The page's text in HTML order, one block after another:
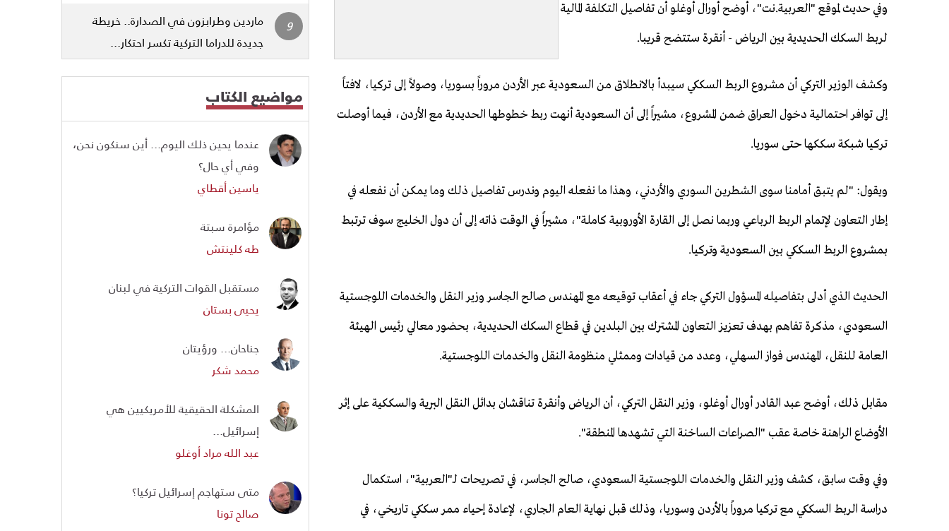
وفي حديث لموقع "العربية.نت"، أوضح أورال أوغلو أن تفاصيل التكلفة المالية
لربط السكك الحديدية بين الرياض - أنقرة ستتضح قريبا.
وكشف الوزير التركي أن مشروع الربط السككي سيبدأ بالانطلاق من السعودية عبر الأردن مروراً بسوريا، وصولاً إلى تركيا، لافتاً
إلى توافر احتمالية دخول العراق ضمن المشروع، مشيراً إلى أن السعودية أنهت ربط خطوطها الحديدية مع الأردن، فيما أوصلت
تركيا شبكة سككها حتى سوريا.
ويقول: "لم يتبق أمامنا سوى الشطرين السوري والأردني، وهذا ما نفعله اليوم وندرس تفاصيل ذلك وما يمكن أن نفعله في
إطار التعاون لإتمام الربط الرباعي وربما نصل إلى القارة الأوروبية كاملة"، مشيراً في الوقت ذاته إلى أن دول الخليج سوف ترتبط
بمشروع الربط السككي بين السعودية وتركيا.
الحديث الذي أدلى بتفاصيله المسؤول التركي جاء في أعقاب توقيعه مع المهندس صالح الجاسر وزير النقل والخدمات اللوجستية
السعودي، مذكرة تفاهم بهدف تعزيز التعاون المشترك بين البلدين في قطاع السكك الحديدية، بحضور معالي رئيس الهيئة
العامة للنقل، المهندس فواز السهلي، وعدد من قيادات وممثلي منظومة النقل والخدمات اللوجستية.
مقابل ذلك، أوضح عبد القادر أورال أوغلو، وزير النقل التركي، أن الرياض وأنقرة تناقشان بدائل النقل البرية والسككية على إثر
الأوضاع الراهنة خاصة عقب "الصراعات الساخنة التي تشهدها المنطقة".
وفي وقت سابق، كشف وزير النقل والخدمات اللوجستية السعودي، صالح الجاسر، في تصريحات لـ"العربية"، استكمال
دراسة الربط السككي مع تركيا مروراً بالأردن وسوريا، وذلك قبل نهاية العام الجاري، لإعادة إحياء ممر سككي تاريخي، في
ماردين وطرابزون في الصدارة.. خريطة
جديدة للدراما التركية تكسر احتكار...
مواضيع الكتاب
عندما يحين ذلك اليوم... أين سنكون نحن،
وفي أي حال؟
ياسين أقطاي
مؤامرة سبتة
طه كلينتش
مستقبل القوات التركية في لبنان
يحيى بستان
جناحان... ورؤيتان
محمد شكر
المشكلة الحقيقية للأمريكيين هي
إسرائيل...
عبد الله مراد أوغلو
متى ستهاجم إسرائيل تركيا؟
صالح تونا